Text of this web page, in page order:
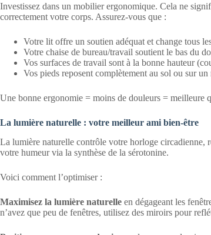
Investissez dans un mobilier ergonomique. Cela ne
correctement votre corps. Assurez-vous que :
Votre lit offre un soutien adéquat et change tous
Votre chaise de bureau/travail soutient le bas du
Vos surfaces de travail sont à la bonne hauteur
Vos pieds reposent complètement au sol ou sur un
Une bonne ergonomie = moins de douleurs = meilleure
La lumière naturelle : votre meilleur ami bien-être
La lumière naturelle contrôle votre horloge circadienne,
votre humeur via la synthèse de la sérotonine.
Voici comment l’optimiser :
Maximisez la lumière naturelle en dégageant les
n’avez que peu de fenêtres, utilisez des miroirs pour